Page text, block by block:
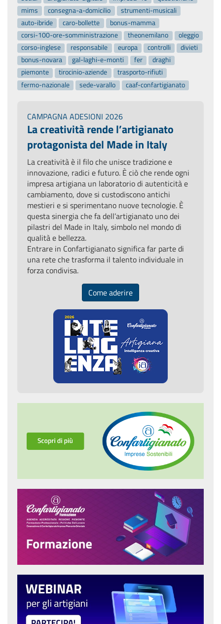
mims
consegna-a-domicilio
strumenti-musicali
auto-ibride
caro-bollette
bonus-mamma
corsi-100-ore-somministrazione
theonemilano
oleggio
corso-inglese
responsabile europa controlli
divieti
bonus-novara
gal-laghi-e-monti fer
draghi
piemonte
tirocinio-aziende
trasporto-rifiuti
fermo-nazionale
sede-varallo caaf-confartigianato
CAMPAGNA ADESIONI 2026
La creatività rende l’artigianato
protagonista del Made in Italy
La creatività è il filo che unisce tradizione e
innovazione, radici e futuro. È ciò che rende ogni
impresa artigiana un laboratorio di autenticità e
cambiamento, dove si custodiscono antichi
mestieri e si sperimentano nuove tecnologie. È
questa sinergia che fa dell’artigianato uno dei
pilastri del Made in Italy, simbolo nel mondo di
qualità e bellezza.
Entrare in Confartigianato significa far parte di
una rete che trasforma il talento individuale in
forza condivisa.
Come aderire